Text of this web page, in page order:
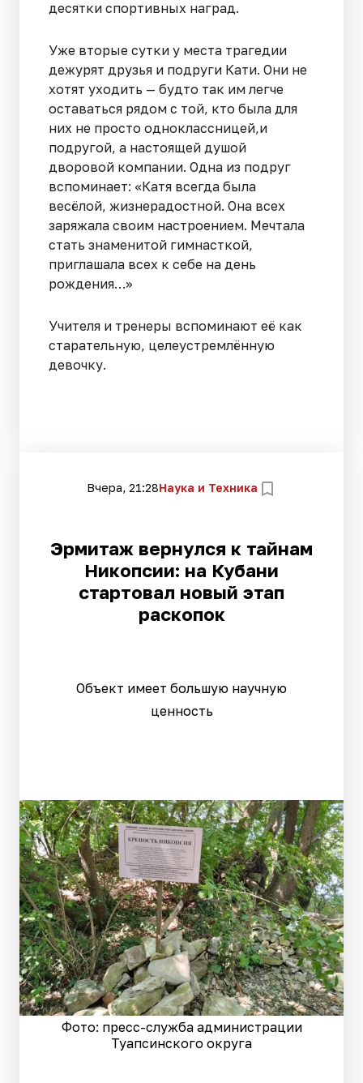
десятки спортивных наград.
Уже вторые сутки у места трагедии
дежурят друзья и подруги Кати. Они не
хотят уходить — будто так им легче
оставаться рядом с той, кто была для
них не просто одноклассницей,и
подругой, а настоящей душой
дворовой компании. Одна из подруг
вспоминает: «Катя всегда была
весёлой, жизнерадостной. Она всех
заряжала своим настроением. Мечтала
стать знаменитой гимнасткой,
приглашала всех к себе на день
рождения…»
Учителя и тренеры вспоминают её как
старательную, целеустремлённую
девочку.
Вчера, 21:28Наука и Техника
Эрмитаж вернулся к тайнам
Никопсии: на Кубани
стартовал новый этап
раскопок
Объект имеет большую научную
ценность
Фото: пресс-служба администрации
Туапсинского округа